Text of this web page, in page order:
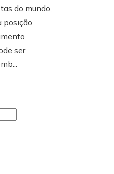
do mundo,
posição
ser